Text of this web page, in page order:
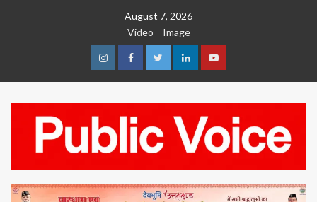
August 7, 2026
Video
Image
InstagramFacebookTwitterLinkedinYoutube